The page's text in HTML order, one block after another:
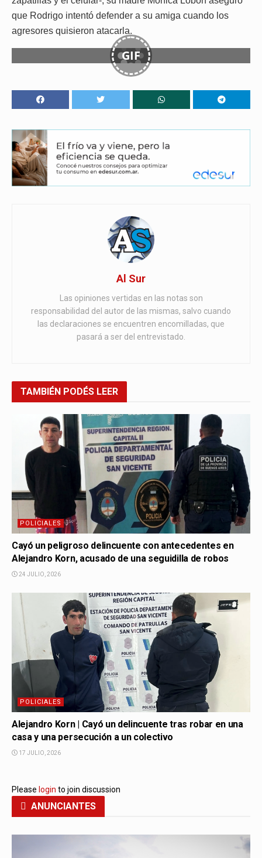
que Rodrigo intentó defender a su amiga cuando los
agresores quisieron atacarla.
GIF
Al Sur
Las opiniones vertidas en las notas son
responsabilidad del autor de las mismas, salvo cuando
las declaraciones se encuentren encomilladas, que
pasará a ser del entrevistado.
TAMBIÉN PODÉS LEER
POLICIALES
Cayó un peligroso delincuente con antecedentes en
Alejandro Korn, acusado de una seguidilla de robos
24 JULIO, 2026
POLICIALES
Alejandro Korn | Cayó un delincuente tras robar en una
casa y una persecución a un colectivo
17 JULIO, 2026
Please login to join discussion
ANUNCIANTES